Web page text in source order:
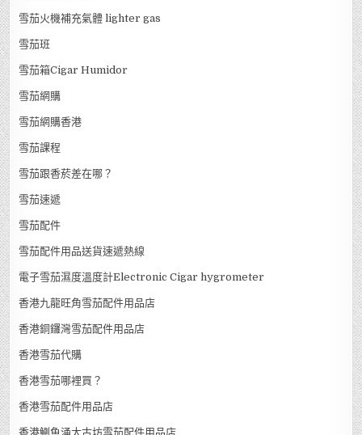
雪茄火機補充氣體 lighter gas
雪茄班
雪茄箱Cigar Humidor
雪茄網購
雪茄網購香港
雪茄課程
雪茄跟香菸差在哪？
雪茄速遞
雪茄配件
雪茄配件用品送貨速遞熱線
電子雪茄濕度溫度計Electronic Cigar hygrometer
香港九龍旺角雪茄配件用品店
香港銅鑼灣雪茄配件用品店
香港雪茄代購
香港雪茄哪裡買？
香港雪茄配件用品店
香港鰂魚涌太古坊雪茄配件用品店